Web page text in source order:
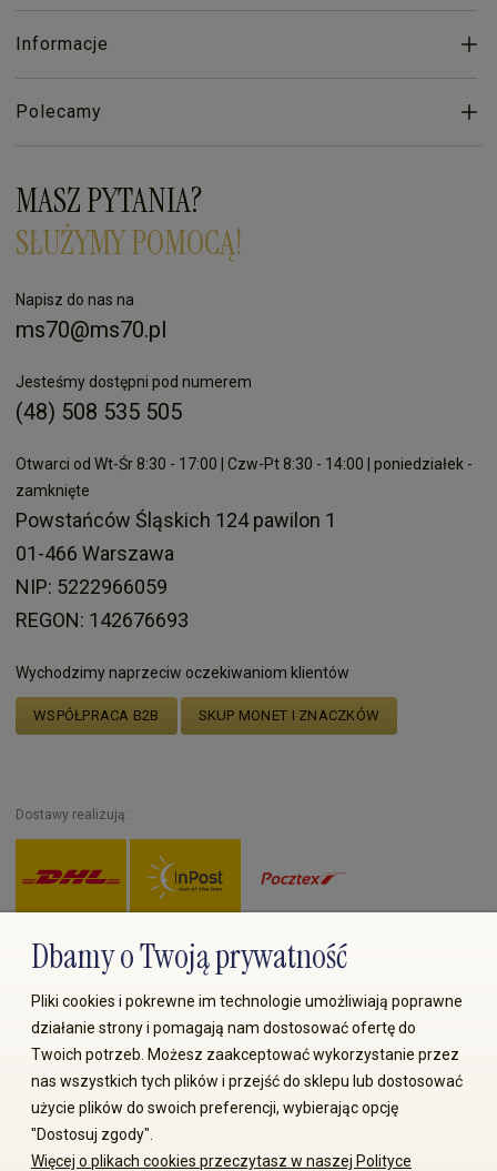
Informacje
Polecamy
MASZ PYTANIA?
SŁUŻYMY POMOCĄ!
Napisz do nas na
ms70@ms70.pl
Jesteśmy dostępni pod numerem
(48) 508 535 505
Otwarci od Wt-Śr 8:30 - 17:00 | Czw-Pt 8:30 - 14:00 | poniedziałek -
zamknięte
Powstańców Śląskich 124 pawilon 1
01-466 Warszawa
NIP: 5222966059
REGON: 142676693
Wychodzimy naprzeciw oczekiwaniom klientów
WSPÓŁPRACA B2B SKUP MONET I ZNACZKÓW
Dostawy realizują:
Zapłać przez:
© 2008-2026 MS70.pl / Ms70 Sp. z o.o. Wszelkie prawa
Dbamy o Twoją prywatność
Pliki cookies i pokrewne im technologie umożliwiają poprawne
działanie strony i pomagają nam dostosować ofertę do
Twoich potrzeb. Możesz zaakceptować wykorzystanie przez
nas wszystkich tych plików i przejść do sklepu lub dostosować
użycie plików do swoich preferencji, wybierając opcję
"Dostosuj zgody".
Więcej o plikach cookies przeczytasz w naszej Polityce